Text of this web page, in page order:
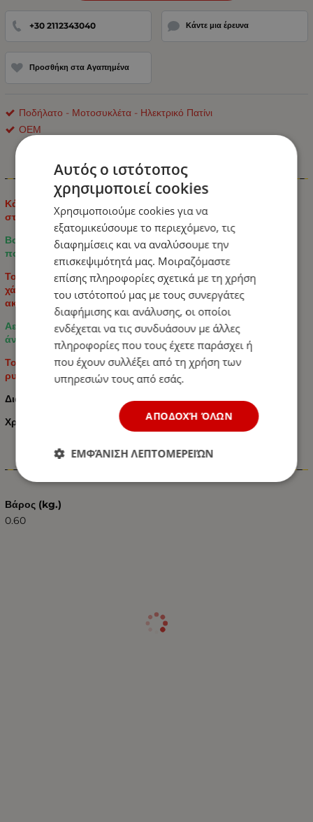
+30 2112343040 Κάντε μια έρευνα
Προσθήκη στα Αγαπημένα
Ποδήλατο - Μοτοσυκλέτα - Ηλεκτρικό Πατίνι
ΟΕΜ
Πληροφορίες
Κάλυμμα καθίσματος ποδηλάτου με GEL και σχοινί για
στερέωση για μεγαλύτερη άνεση.
Βοηθά στην απαλότητα του καθίσματος στο αρχικό κάθισμα
ποδηλάτου.
Το εσωτερικό μέρος του μαξιλαριού είναι γεμισμένο με GEL ,
χάρη στο οποίο θα σας προσφέρει απρόσκοπτη ποδηλασία
ακόμα και σε βαρύτερα και πιο απότομα εδάφη.
Αεριζόμενο υλικό που απορροφά τον ιδρώτα για μεγαλύτερη
άνεση.
Το κάλυμμα θα στερεωθεί στο κάθισμα χρησιμοποιώντας
ρυθμιζόμενα κορδόνια.
Διαστάσεις: 24cm x 27cm
Χρώμα Μαύρο
Βάρος (kg.)
0.60
Αυτός ο ιστότοπος
χρησιμοποιεί cookies
Χρησιμοποιούμε cookies για να
εξατομικεύσουμε το περιεχόμενο, τις
διαφημίσεις και να αναλύσουμε την
επισκεψιμότητά μας. Μοιραζόμαστε
επίσης πληροφορίες σχετικά με τη χρήση
του ιστότοπού μας με τους συνεργάτες
διαφήμισης και ανάλυσης, οι οποίοι
ενδέχεται να τις συνδυάσουν με άλλες
πληροφορίες που τους έχετε παράσχει ή
που έχουν συλλέξει από τη χρήση των
υπηρεσιών τους από εσάς.
ΑΠΟΔΟΧΉ ΌΛΩΝ
ΕΜΦΆΝΙΣΗ ΛΕΠΤΟΜΕΡΕΙΏΝ